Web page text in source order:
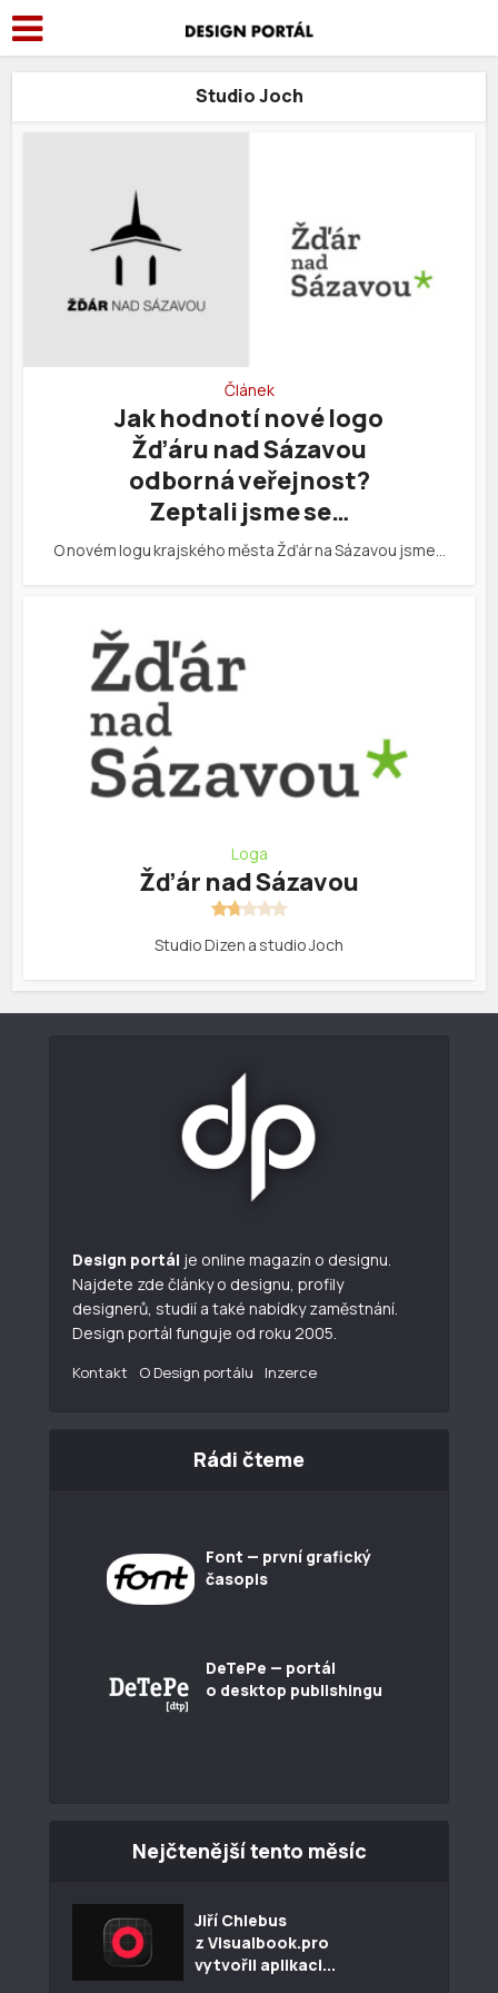
Studio Joch
Článek
Jak hodnotí nové logo
Žďáru nad Sázavou
odborná veřejnost?
Zeptali jsme se…
O novém logu krajského města Žďár na Sázavou jsme…
Loga
Žďár nad Sázavou
Studio Dizen a studio Joch
Design portál je online magazín o designu.
Najdete zde články o designu, profily
designerů, studií a také nabídky zaměstnání.
Design portál funguje od roku 2005.
Kontakt O Design portálu Inzerce
Rádi čteme
Font — první grafický
časopis
DeTePe — portál
o desktop publishingu
Nejčtenější tento měsíc
Jiří Chlebus
z Visualbook.pro
vytvořil aplikaci...